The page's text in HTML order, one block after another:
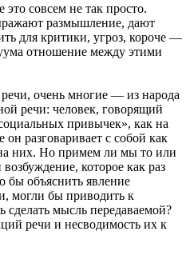
совсем не так просто.
размышление, дают
для критики, угроз, короче —
отношение между этими
очень многие — из народа
речи: человек, говорящий
привычек», как на
разговаривает с собой как
на них. Но примем ли мы то или
которое как раз
бы объяснить явление
могли бы приводить к
мысль передаваемой?
речи и несводимость их к